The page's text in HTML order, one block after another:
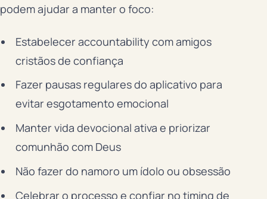
podem ajudar a manter o foco:
Estabelecer accountability com amigos
cristãos de confiança
Fazer pausas regulares do aplicativo para
evitar esgotamento emocional
Manter vida devocional ativa e priorizar
comunhão com Deus
Não fazer do namoro um ídolo ou obsessão
Celebrar o processo e confiar no timing de